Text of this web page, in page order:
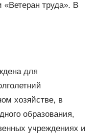
труда». В
для
хозяйстве, в
образования,
учреждениях и